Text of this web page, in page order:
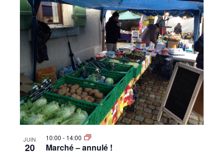
JUIN
20
10:00 - 14:00
Marché – annulé !